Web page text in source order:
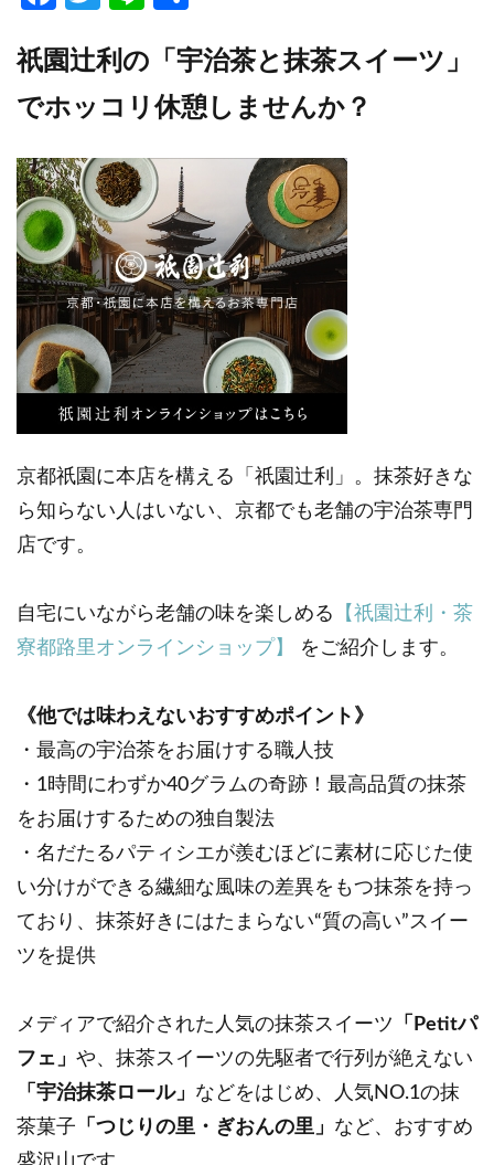
b
o
k
itt
er
e
祇園辻利の「宇治茶と抹茶スイーツ」
でホッコリ休憩しませんか？
京都祇園に本店を構える「祇園辻利」。抹茶好きな
ら知らない人はいない、京都でも老舗の宇治茶専門
店です。
自宅にいながら老舗の味を楽しめる
【祇園辻利・茶
寮都路里オンラインショップ】
をご紹介します。
《他では味わえないおすすめポイント》
・最高の宇治茶をお届けする職人技
・1時間にわずか40グラムの奇跡！最高品質の抹茶
をお届けするための独自製法
・名だたるパティシエが羨むほどに素材に応じた使
い分けができる繊細な風味の差異をもつ抹茶を持っ
ており、抹茶好きにはたまらない“質の高い”スイー
ツを提供
メディアで紹介された人気の抹茶スイーツ
「Petitパ
フェ」 や、抹茶スイーツの先駆者で行列が絶えない
「宇治抹茶ロール」 などをはじめ、人気NO.1の抹
茶菓子 「つじりの里・ぎおんの里」 など、おすすめ